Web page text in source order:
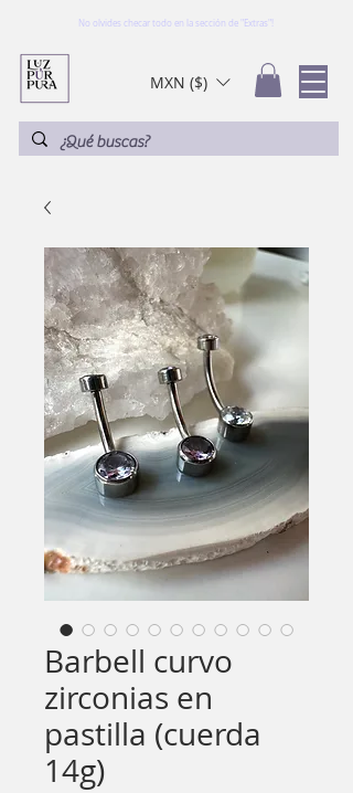
No olvides checar todo en la sección de "Extras"!
MXN ($)
Barbell curvo
zirconias en
pastilla (cuerda
14g)